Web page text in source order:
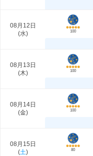
08月12日
(水) 100
08月13日
(木) 100
08月14日
(金) 100
08月15日
(土) 80